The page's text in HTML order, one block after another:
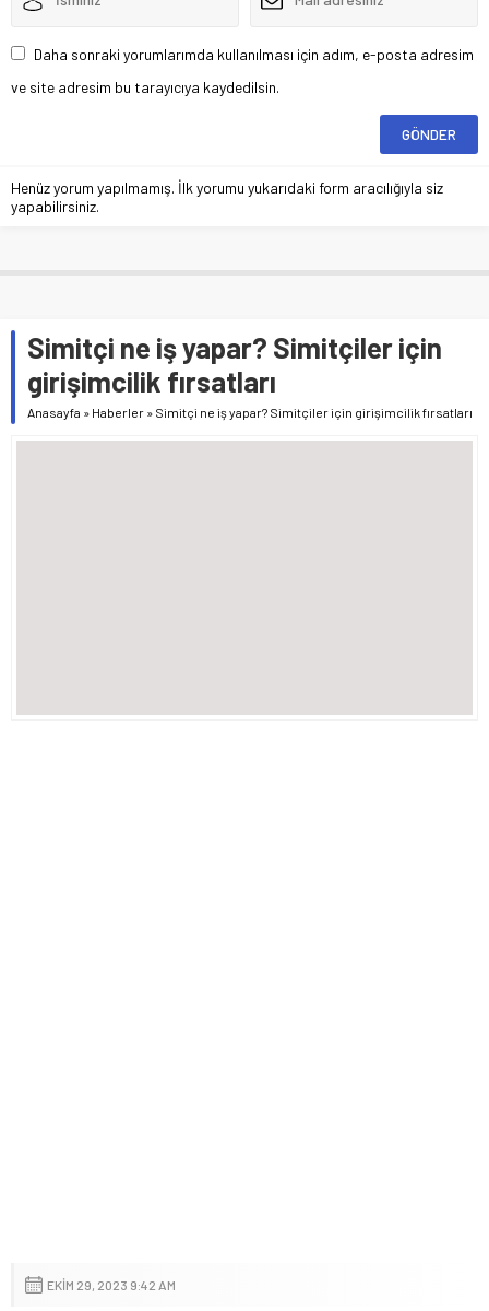
Daha sonraki yorumlarımda kullanılması için adım, e-posta adresim
ve site adresim bu tarayıcıya kaydedilsin.
Henüz yorum yapılmamış. İlk yorumu yukarıdaki form aracılığıyla siz
yapabilirsiniz.
Simitçi ne iş yapar? Simitçiler için
girişimcilik fırsatları
Anasayfa » Haberler » Simitçi ne iş yapar? Simitçiler için girişimcilik fırsatları
EKIM 29, 2023 9:42 AM